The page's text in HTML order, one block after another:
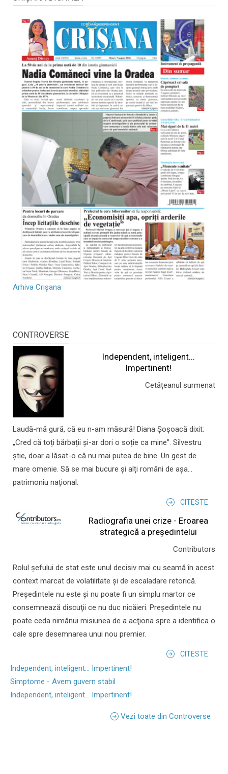
Arhiva Crișana
CONTROVERSE
Independent, inteligent...
Impertinent!
Cetățeanul surmenat
Laudă-mă gură, că eu n-am măsură! Diana Șoșoacă dixit:
„Cred că toți bărbații și-ar dori o soție ca mine”. Silvestru
știe, doar a lăsat-o că nu mai putea de bine. Un gest de
mare omenie. Să se mai bucure și alți români de așa...
patrimoniu național.
CITESTE
Radiografia unei crize - Eroarea
strategică a președintelui
Contributors
Rolul şefului de stat este unul decisiv mai cu seamă în acest
context marcat de volatilitate şi de escaladare retorică.
Preşedintele nu este şi nu poate fi un simplu martor ce
consemnează discuţii ce nu duc nicăieri. Preşedintele nu
poate ceda nimănui misiunea de a acţiona spre a identifica o
cale spre desemnarea unui nou premier.
CITESTE
Independent, inteligent... Impertinent!
Simptome - Avem guvern stabil
Independent, inteligent... Impertinent!
Vezi toate din Controverse